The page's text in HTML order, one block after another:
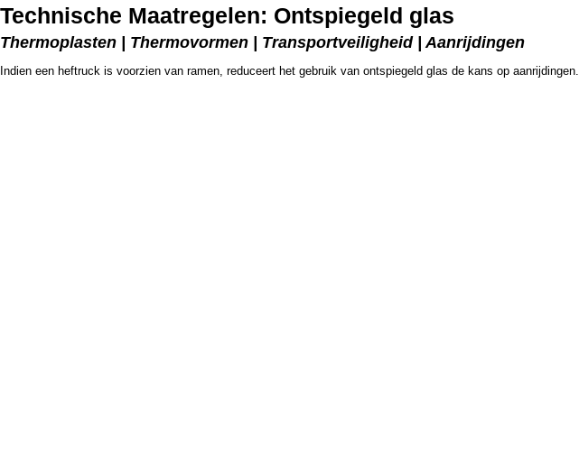
Technische Maatregelen: Ontspiegeld glas
Thermoplasten | Thermovormen | Transportveiligheid | Aanrijdingen
Indien een heftruck is voorzien van ramen, reduceert het gebruik van ontspiegeld glas de kans op aanrijdingen.